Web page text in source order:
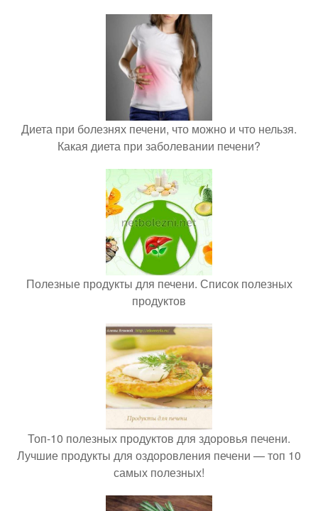
Диета при болезнях печени, что можно и что нельзя.
Какая диета при заболевании печени?
Полезные продукты для печени. Список полезных
продуктов
Топ-10 полезных продуктов для здоровья печени.
Лучшие продукты для оздоровления печени — топ 10
самых полезных!